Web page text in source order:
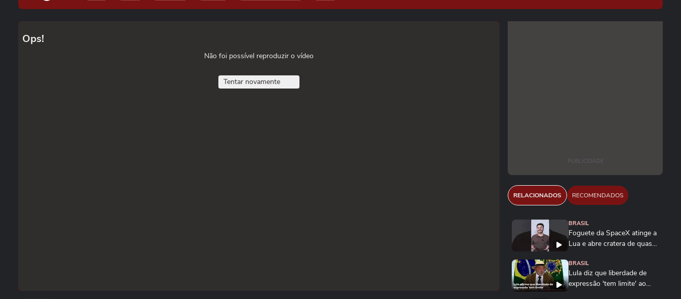
Ops!
Não foi possível reproduzir o vídeo
Tentar novamente
PUBLICIDADE
RELACIONADOS RECOMENDADOS
BRASIL
Foguete da SpaceX atinge a
Lua e abre cratera de quase
BRASIL
Lula diz que liberdade de
expressão 'tem limite' ao